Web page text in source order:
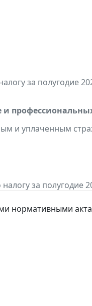
за полугодие
и
и уплаченным
за полугодие
нормативными